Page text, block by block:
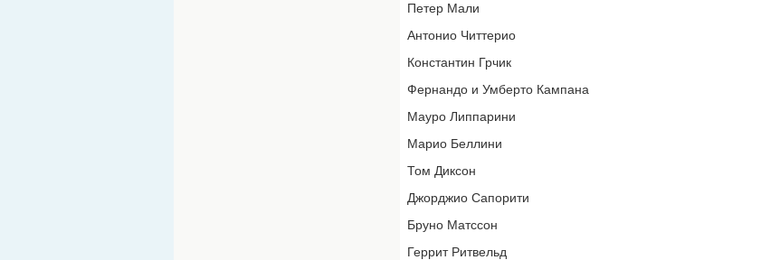
Петер Мали
Антонио Читтерио
Константин Грчик
Фернандо и Умберто Кампана
Мауро Липпарини
Марио Беллини
Том Диксон
Джорджио Сапорити
Бруно Матссон
Геррит Ритвельд